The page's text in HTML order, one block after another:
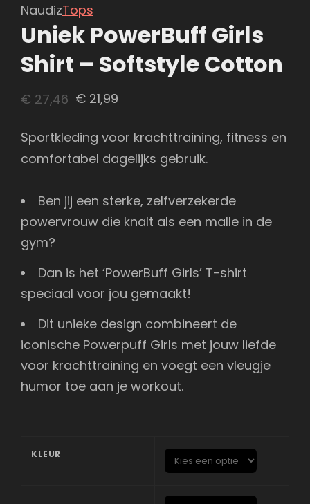
NaudizTops
Uniek PowerBuff Girls
Shirt – Softstyle Cotton
€27,46 Oorspronkelijke
was:
€ 27,46.
€21,99
is:
€ 21,99.
Sportkleding voor krachttraining, fitness en
comfortabel dagelijks gebruik.
Ben jij een sterke, zelfverzekerde
powervrouw die knalt als een malle in de
gym?
Dan is het ‘PowerBuff Girls’ T-shirt
speciaal voor jou gemaakt!
Dit unieke design combineert de
iconische Powerpuff Girls met jouw liefde
voor krachttraining en voegt een vleugje
humor toe aan je workout.
KLEUR